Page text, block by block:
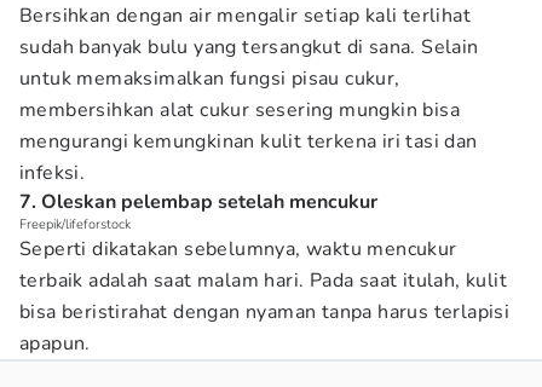
Bersihkan dengan air mengalir setiap kali terlihat
sudah banyak bulu yang tersangkut di sana. Selain
untuk memaksimalkan fungsi pisau cukur,
membersihkan alat cukur sesering mungkin bisa
mengurangi kemungkinan kulit terkena iri tasi dan
infeksi.
7. Oleskan pelembap setelah mencukur
Freepik/lifeforstock
Seperti dikatakan sebelumnya, waktu mencukur
terbaik adalah saat malam hari. Pada saat itulah, kulit
bisa beristirahat dengan nyaman tanpa harus terlapisi
apapun.